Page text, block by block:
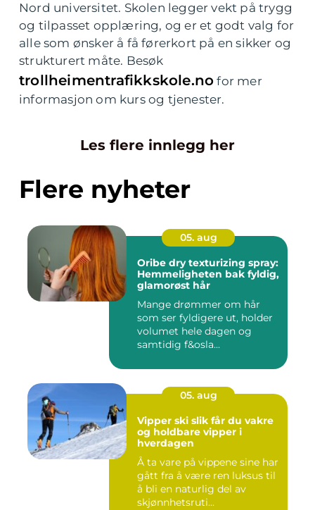
Nord universitet. Skolen legger vekt på trygg
og tilpasset opplæring, og er et godt valg for
alle som ønsker å få førerkort på en sikker og
strukturert måte. Besøk
trollheimentrafikkskole.no for mer
informasjon om kurs og tjenester.
Les flere innlegg her
Flere nyheter
05. aug
Oribe dry texturizing spray:
Hemmeligheten bak fyldig,
glamorøst hår
Mange drømmer om hår
som ser fyldigere ut, holder
volumet hele dagen og
samtidig f&osla...
05. aug
Vipper ski slik får du vakre
og holdbare vipper i
hverdagen
Å ta vare på vippene sine har
gått fra å være ren luksus til
å bli en naturlig del av
skjønnhetsruti...